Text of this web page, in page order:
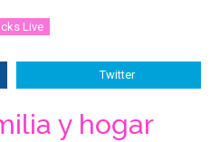
Live
Twitter
y hogar